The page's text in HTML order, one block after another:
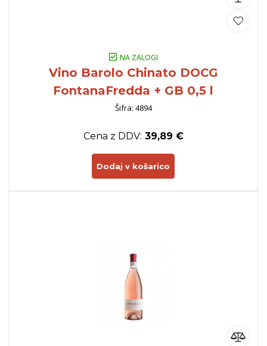
NA ZALOGI
Vino Barolo Chinato DOCG
FontanaFredda + GB 0,5 l
Šifra: 4894
Cena z DDV: 39,89 €
Dodaj v košarico